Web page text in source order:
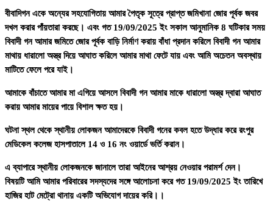
বীবাদিগন একে অন্যের সহযোগিতায় আমার পৈতৃক সূত্রে প্রাপ্ত জমিখানা জোর পূর্বক জবর
দখল করার পাঁয়তারা করছে। এবং গত 19/09/2025 ইং সকাল আনুমানিক 8 ঘটিকার সময়
বিবাদী গন আমার জমিতে জোর পূর্বক বাড়ি নির্মাণ করায় বাঁধা প্রদান করিলে বিবাদী গন আমার
মাথায় ধারালো অস্ত্র দিয়ে আঘাত করিলে আমার মাথা ফেটে যায় এবং আমি অচেতন অবস্থায়
মাটিতে ফেলে পরে যাই।
আমাকে বাঁচাতে আমার মা এগিয়ে আসলে বিবাদী গন আমার মাকে ধারালো অস্ত্র দ্বারা আঘাত
করায় আমার মায়ের পায়ে বিশাল ক্ষত হয়।
ঘটনা স্থল থেকে স্থানীয় লোকজন আমাদেরকে বিবাদী গনের কবল হতে উদ্ধার করে রংপুর
মেডিকেল কলেজ হাসপাতালে 14 ও 16 নং ওয়ার্ডে ভর্তি করান।
এ ব্যাপারে স্থানীয় লোকজনকে জানালে তারা আইনের আশ্রয় নেওয়ার পরামর্শ দেন।
বিষয়টি আমি আমার পরিবারের সদস্যদের সঙ্গে আলোচনা করে গত 19/09/2025 ইং তারিখে
হাজির হাট মেট্রো থানায় একটি অভিযোগ দায়ের করি।।